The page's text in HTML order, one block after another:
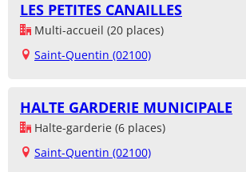
LES PETITES CANAILLES
Multi-accueil (20 places)
Saint-Quentin (02100)
HALTE GARDERIE MUNICIPALE
Halte-garderie (6 places)
Saint-Quentin (02100)